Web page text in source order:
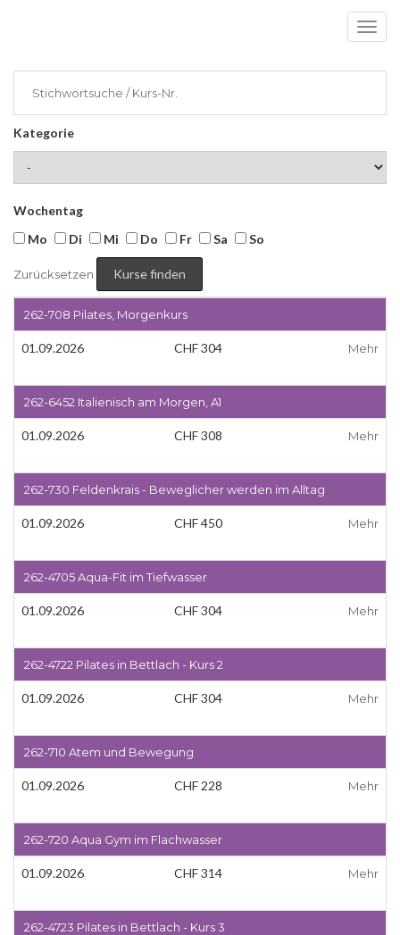
Kategorie
Wochentag
Mo
Di Mi Do Fr Sa So
Zurücksetzen
262-708 Pilates, Morgenkurs
01.09.2026 CHF 304 Mehr
262-6452 Italienisch am Morgen, A1
01.09.2026 CHF 308 Mehr
262-730 Feldenkrais - Beweglicher werden im Alltag
01.09.2026 CHF 450 Mehr
262-4705 Aqua-Fit im Tiefwasser
01.09.2026 CHF 304 Mehr
262-4722 Pilates in Bettlach - Kurs 2
01.09.2026 CHF 304 Mehr
262-710 Atem und Bewegung
01.09.2026 CHF 228 Mehr
262-720 Aqua Gym im Flachwasser
01.09.2026 CHF 314 Mehr
262-4723 Pilates in Bettlach - Kurs 3